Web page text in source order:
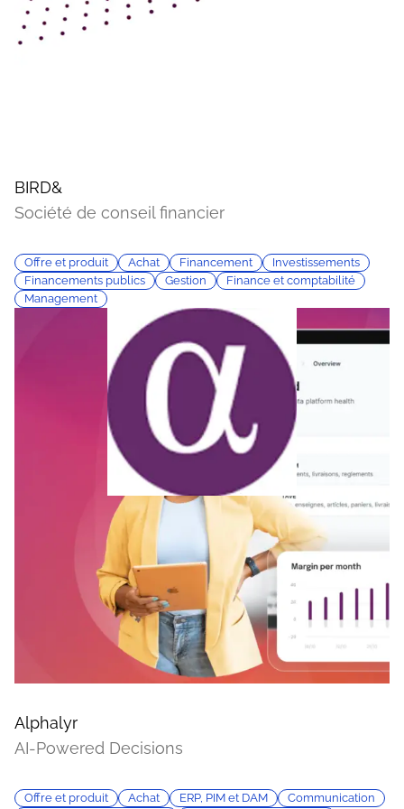
BIRD&
Société de conseil financier
Offre et produit Achat Financement
Investissements
Financements publics
Gestion
Finance et comptabilité
Management
Alphalyr
AI-Powered Decisions
Offre et produit Achat ERP, PIM et DAM
Communication